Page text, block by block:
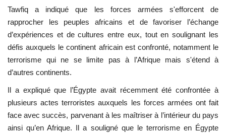
Le citoyen mondial
Documents
L'exposition
Gallery
Tawfiq a indiqué que les forces armées s'efforcent de
rapprocher les peuples africains et de favoriser l’échange
d’expériences et de cultures entre eux, tout en soulignant les
défis auxquels le continent africain est confronté, notamment le
terrorisme qui ne se limite pas à l’Afrique mais s'étend à
d’autres continents.
Il a expliqué que l’Égypte avait récemment été confrontée à
plusieurs actes terroristes auxquels les forces armées ont fait
face avec succès, parvenant à les maîtriser à l’intérieur du pays
ainsi qu’en Afrique. Il a souligné que le terrorisme en Égypte